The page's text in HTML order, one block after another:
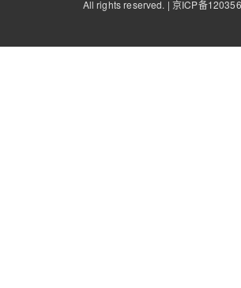
冰嬉大典
All rights reserved. |京ICP备